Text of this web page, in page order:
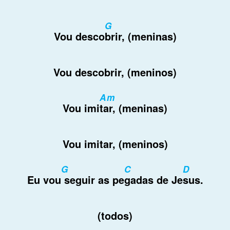
Vou desco
G
brir, (meninas)
Vou descobrir, (meninos)
Vou imi
Am
tar, (meninas)
Vou imitar, (meninos)
Eu vou
G
seguir as pe
C
gadas de Je
D
sus.
(todos)